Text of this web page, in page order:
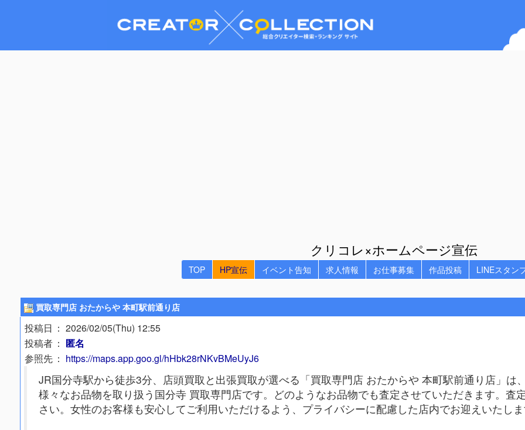
クリコレ×ホームページ宣伝
TOP HP宣伝 イベント告知 求人情報 お仕事募集 作品投稿 LINEスタン
買取専門店 おたからや 本町駅前通り店
投稿日 ： 2026/02/05(Thu) 12:55
投稿者 ： 匿名
参照先 ： https://maps.app.goo.gl/hHbk28rNKvBMeUyJ6
JR国分寺駅から徒歩3分、店頭買取と出張買取が選べる「買取専門店 おたからや 本町駅前通り店」は
様々なお品物を取り扱う国分寺 買取専門店です。どのようなお品物でも査定させていただきます。査
さい。女性のお客様も安心してご利用いただけるよう、プライバシーに配慮した店内でお迎えいたし